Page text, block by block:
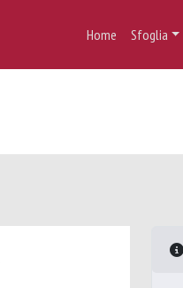
Home Sfoglia